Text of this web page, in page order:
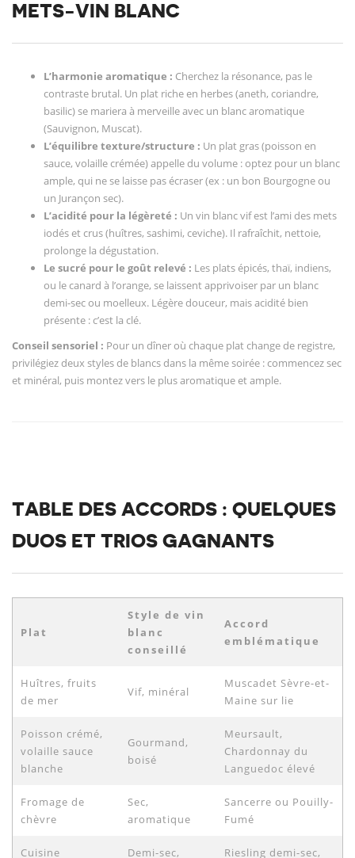
METS-VIN BLANC
L’harmonie aromatique : Cherchez la résonance, pas le
contraste brutal. Un plat riche en herbes (aneth, coriandre,
basilic) se mariera à merveille avec un blanc aromatique
(Sauvignon, Muscat).
L’équilibre texture/structure : Un plat gras (poisson en
sauce, volaille crémée) appelle du volume : optez pour un blanc
ample, qui ne se laisse pas écraser (ex : un bon Bourgogne ou
un Jurançon sec).
L’acidité pour la légèreté : Un vin blanc vif est l’ami des mets
iodés et crus (huîtres, sashimi, ceviche). Il rafraîchit, nettoie,
prolonge la dégustation.
Le sucré pour le goût relevé : Les plats épicés, thaï, indiens,
ou le canard à l’orange, se laissent apprivoiser par un blanc
demi-sec ou moelleux. Légère douceur, mais acidité bien
présente : c’est la clé.
Conseil sensoriel : Pour un dîner où chaque plat change de registre,
privilégiez deux styles de blancs dans la même soirée : commencez sec
et minéral, puis montez vers le plus aromatique et ample.
TABLE DES ACCORDS : QUELQUES
DUOS ET TRIOS GAGNANTS
Plat
Style de vin
blanc
conseillé
Accord
emblématique
Huîtres, fruits
de mer
Vif, minéral
Muscadet Sèvre-et-
Maine sur lie
Poisson crémé,
volaille sauce
blanche
Gourmand,
boisé
Meursault,
Chardonnay du
Languedoc élevé
Fromage de
chèvre
Sec,
aromatique
Sancerre ou Pouilly-
Fumé
Cuisine Demi-sec, Riesling demi-sec,